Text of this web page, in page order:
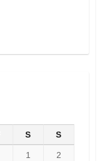
S S
1 2